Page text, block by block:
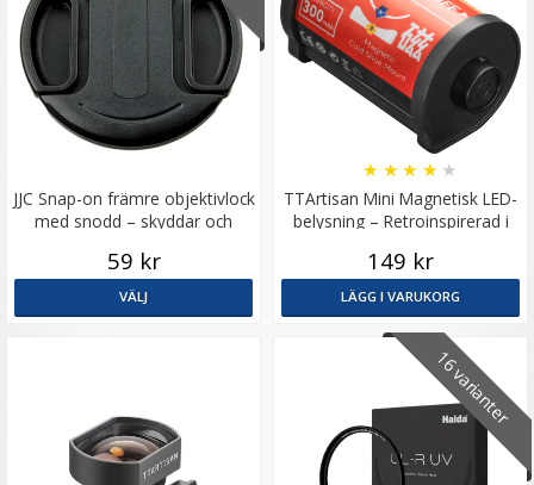
JJC Snap-on främre objektivlock
med snodd – skyddar och
59 kr
VÄLJ
TTArtisan Mini Magnetisk LED-
belysning – Retroinspirerad i
★ ★ ★ ★ ★
149 kr
LÄGG I VARUKORG
16 varianter